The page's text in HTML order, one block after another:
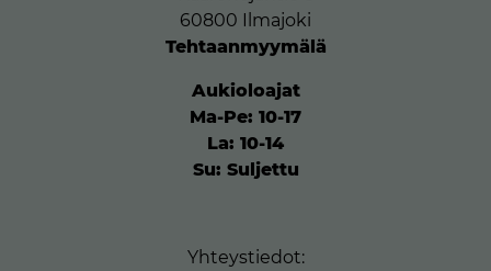
60800 Ilmajoki
Tehtaanmyymälä
Aukioloajat
Ma-Pe: 10-17
La: 10-14
Su: Suljettu
Yhteystiedot: